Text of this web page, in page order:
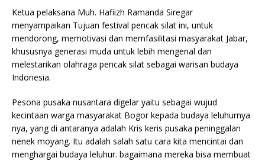
Ketua pelaksana Muh. Hafiizh Ramanda Siregar
menyampaikan Tujuan festival pencak silat ini, untuk
mendorong, memotivasi dan memfasilitasi masyarakat Jabar,
khususnya generasi muda untuk lebih mengenal dan
melestarikan olahraga pencak silat sebagai warisan budaya
Indonesia.
Pesona pusaka nusantara digelar yaitu sebagai wujud
kecintaan warga masyarakat Bogor kepada budaya leluhurnya
nya, yang di antaranya adalah Kris keris pusaka peninggalan
nenek moyang. Itu adalah salah satu cara kita mencintai dan
menghargai budaya leluhur. bagaimana mereka bisa membuat